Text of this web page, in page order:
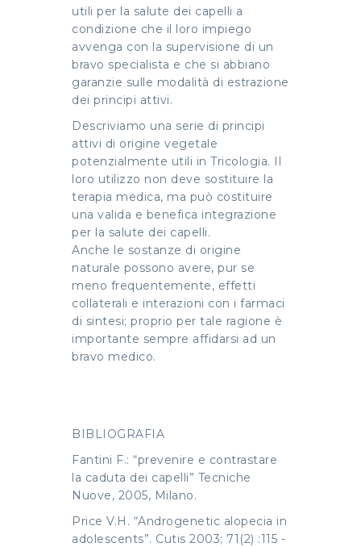
utili per la salute dei capelli a
condizione che il loro impiego
avvenga con la supervisione di un
bravo specialista e che si abbiano
garanzie sulle modalità di estrazione
dei principi attivi.
Descriviamo una serie di principi
attivi di origine vegetale
potenzialmente utili in Tricologia. Il
loro utilizzo non deve sostituire la
terapia medica, ma può costituire
una valida e benefica integrazione
per la salute dei capelli.
Anche le sostanze di origine
naturale possono avere, pur se
meno frequentemente, effetti
collaterali e interazioni con i farmaci
di sintesi; proprio per tale ragione è
importante sempre affidarsi ad un
bravo medico.
BIBLIOGRAFIA
Fantini F.: “prevenire e contrastare
la caduta dei capelli” Tecniche
Nuove, 2005, Milano.
Price V.H. “Androgenetic alopecia in
adolescents”. Cutis 2003; 71(2) :115 ­